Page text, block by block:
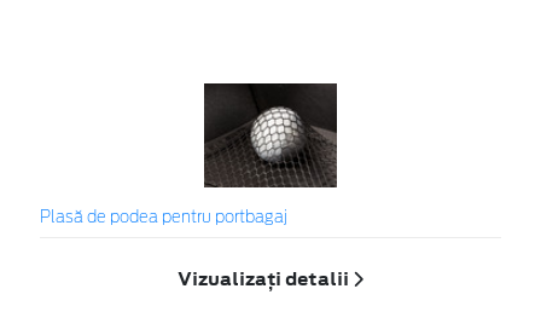
Plasă de podea pentru portbagaj
Vizualizați detalii